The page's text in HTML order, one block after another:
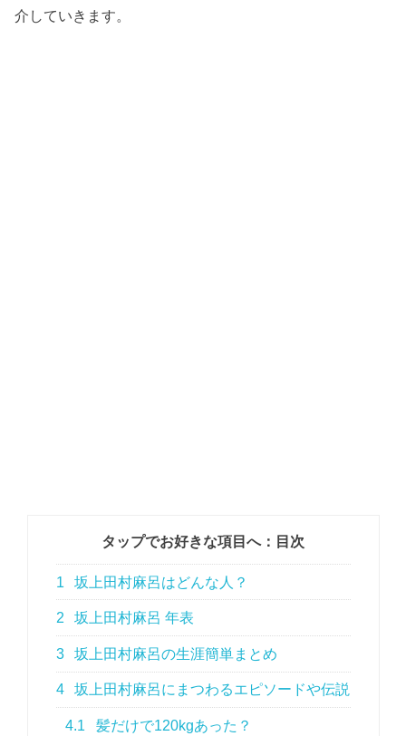
介していきます。
タップでお好きな項目へ：目次
1 坂上田村麻呂はどんな人？
2 坂上田村麻呂 年表
3 坂上田村麻呂の生涯簡単まとめ
4 坂上田村麻呂にまつわるエピソードや伝説
4.1 髪だけで120kgあった？